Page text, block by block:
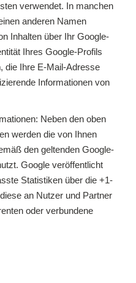
verwendet. In manchen
anderen Namen
Inhalten über Ihr Google-
Ihres Google-Profils
die Ihre E-Mail-Adresse
Informationen von
Neben den oben
werden die von Ihnen
den geltenden Google-
Google veröffentlicht
Statistiken über die +1-
an Nutzer und Partner
oder verbundene